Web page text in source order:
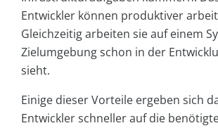
Entwickler können produktiver
Gleichzeitig arbeiten sie auf einem
Zielumgebung schon in der
sieht.
Einige dieser Vorteile ergeben sich
Entwickler schneller auf die